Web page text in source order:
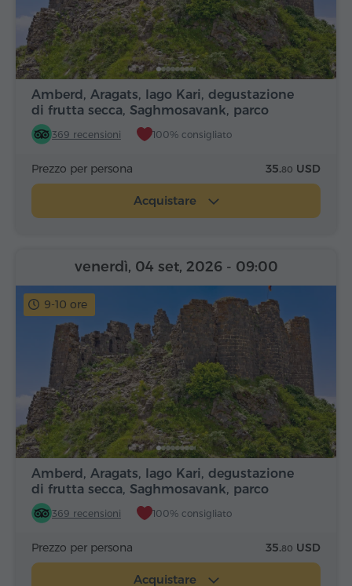
Amberd, Aragats, lago Kari, degustazione
di frutta secca, Saghmosavank, parco
Alfabeto
369 recensioni 100% consigliato
Prezzo per persona 35.80 USD
Acquistare
9-10 ore
Amberd, Aragats, lago Kari, degustazione
di frutta secca, Saghmosavank, parco
Alfabeto
369 recensioni 100% consigliato
venerdì, 04 set, 2026 - 09:00
Prezzo per persona 35.80 USD
Acquistare